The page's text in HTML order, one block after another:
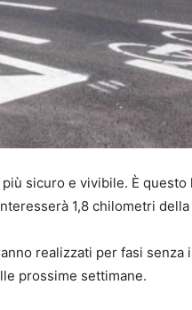
sicuro e vivibile. È questo
1,8 chilometri
realizzati per fasi
prossime settimane.